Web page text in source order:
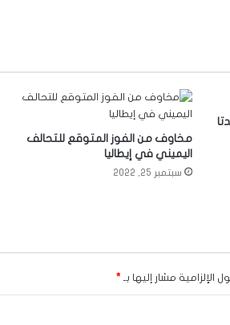
مخاوف من الفوز المتوقع للتحالف
اليميني في إيطاليا
سبتمبر 25, 2022
الإلزامية مشار إليها بـ *